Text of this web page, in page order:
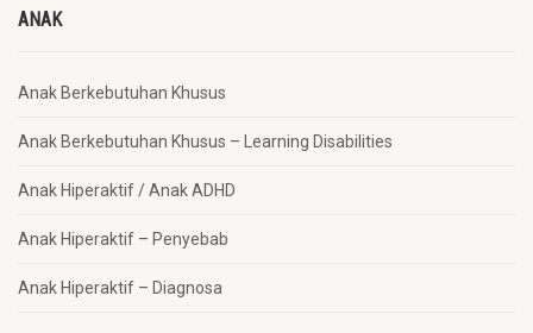
ANAK
Anak Berkebutuhan Khusus
Anak Berkebutuhan Khusus – Learning Disabilities
Anak Hiperaktif / Anak ADHD
Anak Hiperaktif – Penyebab
Anak Hiperaktif – Diagnosa